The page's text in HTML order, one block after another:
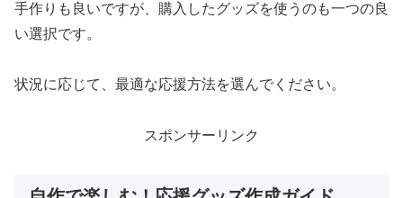
手作りも良いですが、購入したグッズを使うのも一つの良
い選択です。
状況に応じて、最適な応援方法を選んでください。
スポンサーリンク